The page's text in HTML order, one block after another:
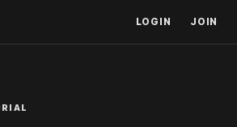
LOGIN JOIN